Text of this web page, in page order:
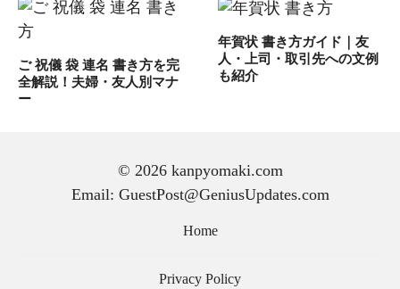
ご 祝儀 袋 連名 書き方を完
全解説！夫婦・友人別マナ
ー
年賀状 書き方ガイド｜友
人・上司・取引先への文例
も紹介
手紙 の 書き方｜初心者で
© 2026 kanpyomaki.com
Email: GuestPost@GeniusUpdates.com
Home
Privacy Policy